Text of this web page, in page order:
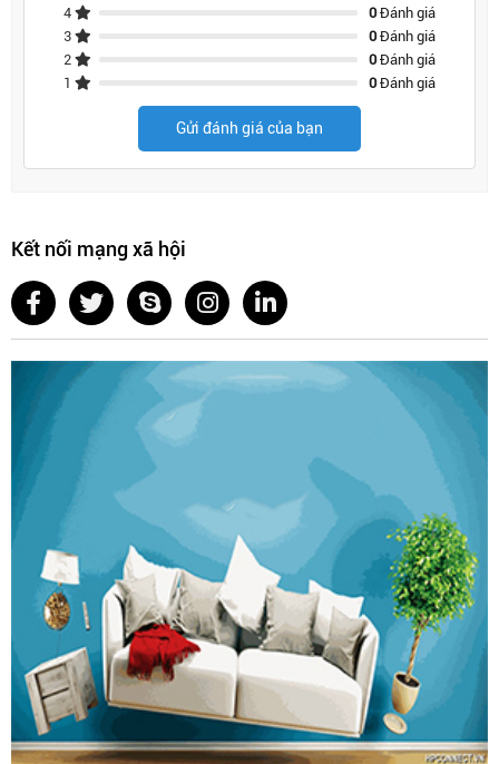
4
0Đánh giá
3
0Đánh giá
2
0Đánh giá
1
0Đánh giá
Gửi đánh giá của bạn
Kết nối mạng xã hội